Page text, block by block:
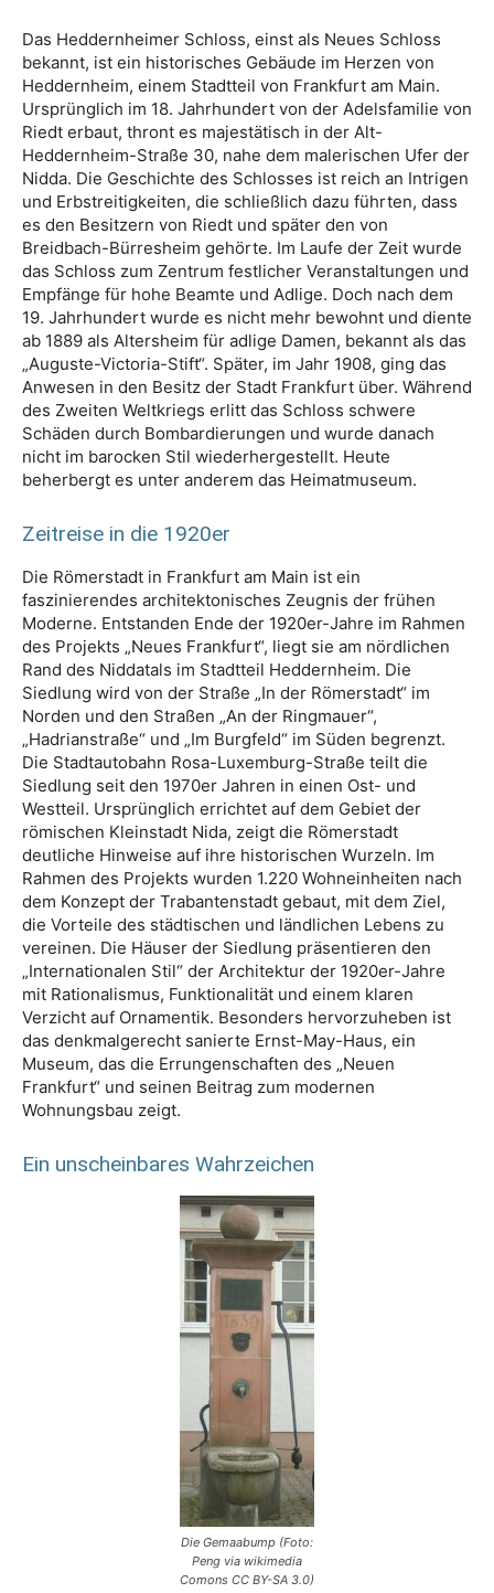
Das Heddernheimer Schloss, einst als Neues Schloss
bekannt, ist ein historisches Gebäude im Herzen von
Heddernheim, einem Stadtteil von Frankfurt am Main.
Ursprünglich im 18. Jahrhundert von der Adelsfamilie von
Riedt erbaut, thront es majestätisch in der Alt-
Heddernheim-Straße 30, nahe dem malerischen Ufer der
Nidda. Die Geschichte des Schlosses ist reich an Intrigen
und Erbstreitigkeiten, die schließlich dazu führten, dass
es den Besitzern von Riedt und später den von
Breidbach-Bürresheim gehörte. Im Laufe der Zeit wurde
das Schloss zum Zentrum festlicher Veranstaltungen und
Empfänge für hohe Beamte und Adlige. Doch nach dem
19. Jahrhundert wurde es nicht mehr bewohnt und diente
ab 1889 als Altersheim für adlige Damen, bekannt als das
„Auguste-Victoria-Stift“. Später, im Jahr 1908, ging das
Anwesen in den Besitz der Stadt Frankfurt über. Während
des Zweiten Weltkriegs erlitt das Schloss schwere
Schäden durch Bombardierungen und wurde danach
nicht im barocken Stil wiederhergestellt. Heute
beherbergt es unter anderem das Heimatmuseum.
Zeitreise in die 1920er
Die Römerstadt in Frankfurt am Main ist ein
faszinierendes architektonisches Zeugnis der frühen
Moderne. Entstanden Ende der 1920er-Jahre im Rahmen
des Projekts „Neues Frankfurt“, liegt sie am nördlichen
Rand des Niddatals im Stadtteil Heddernheim. Die
Siedlung wird von der Straße „In der Römerstadt“ im
Norden und den Straßen „An der Ringmauer“,
„Hadrianstraße“ und „Im Burgfeld“ im Süden begrenzt.
Die Stadtautobahn Rosa-Luxemburg-Straße teilt die
Siedlung seit den 1970er Jahren in einen Ost- und
Westteil. Ursprünglich errichtet auf dem Gebiet der
römischen Kleinstadt Nida, zeigt die Römerstadt
deutliche Hinweise auf ihre historischen Wurzeln. Im
Rahmen des Projekts wurden 1.220 Wohneinheiten nach
dem Konzept der Trabantenstadt gebaut, mit dem Ziel,
die Vorteile des städtischen und ländlichen Lebens zu
vereinen. Die Häuser der Siedlung präsentieren den
„Internationalen Stil“ der Architektur der 1920er-Jahre
mit Rationalismus, Funktionalität und einem klaren
Verzicht auf Ornamentik. Besonders hervorzuheben ist
das denkmalgerecht sanierte Ernst-May-Haus, ein
Museum, das die Errungenschaften des „Neuen
Frankfurt“ und seinen Beitrag zum modernen
Wohnungsbau zeigt.
Ein unscheinbares Wahrzeichen
Die Gemaabump (Foto:
Peng via wikimedia
Comons CC BY-SA 3.0)